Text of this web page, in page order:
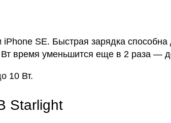
SE. Быстрая зарядка способна
время уменьшится еще в 2 раза —
10 Вт.
Starlight